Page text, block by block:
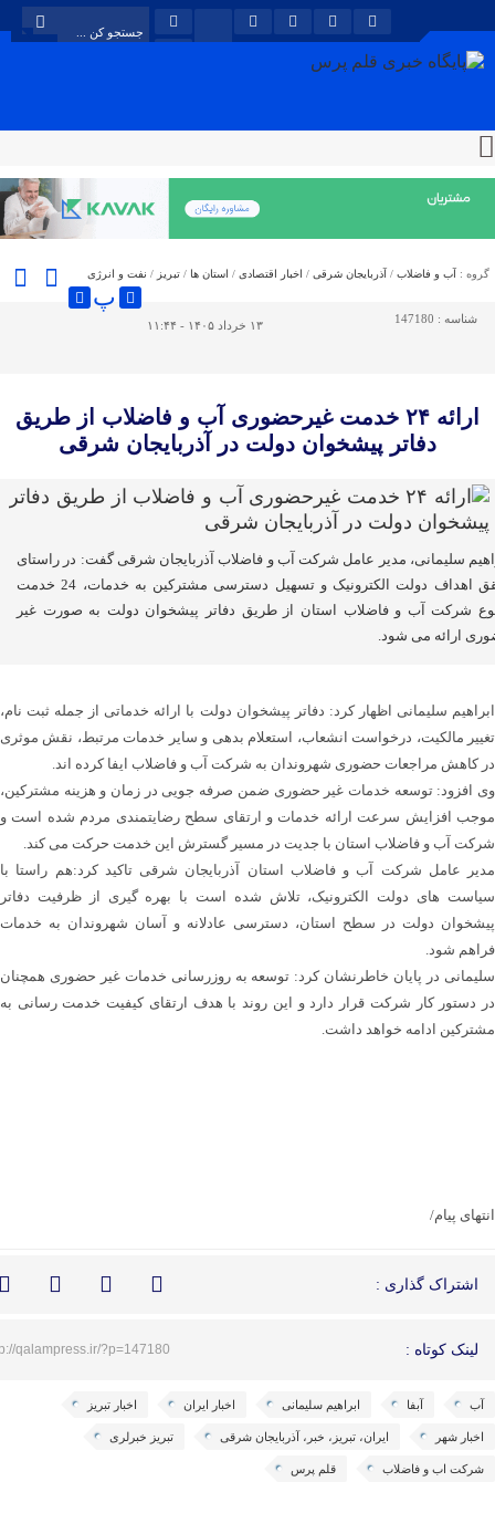
گروه : آب و فاضلاب / آذربایجان شرقی / اخبار اقتصادی / استان ها / تبریز / نفت و انرژی
پ
شناسه : 147180 ۱۳ خرداد ۱۴۰۵ - ۱۱:۴۴
ارائه ۲۴ خدمت غیرحضوری آب و فاضلاب از طریق
دفاتر پیشخوان دولت در آذربایجان شرقی
سلیمانی، مدیر عامل شرکت آب و فاضلاب آذربایجان شرقی گفت: در راستای
تحقق اهداف دولت الکترونیک و تسهیل دسترسی مشترکین به خدمات، 24 خدمت
شرکت آب و فاضلاب استان از طریق دفاتر پیشخوان دولت به صورت غیر
ارائه می شود.
ابراهیم سلیمانی اظهار کرد: دفاتر پیشخوان دولت با ارائه خدماتی از جمله ثبت نام،
تغییر مالکیت، درخواست انشعاب، استعلام بدهی و سایر خدمات مرتبط، نقش موثری
در کاهش مراجعات حضوری شهروندان به شرکت آب و فاضلاب ایفا کرده اند.
وی افزود: توسعه خدمات غیر حضوری ضمن صرفه جویی در زمان و هزینه مشترکین،
موجب افزایش سرعت ارائه خدمات و ارتقای سطح رضایتمندی مردم شده است و
شرکت آب و فاضلاب استان با جدیت در مسیر گسترش این خدمت حرکت می کند.
مدیر عامل شرکت آب و فاضلاب استان آذربایجان شرقی تاکید کرد:هم راستا با
سیاست های دولت الکترونیک، تلاش شده است با بهره گیری از ظرفیت دفاتر
پیشخوان دولت در سطح استان، دسترسی عادلانه و آسان شهروندان به خدمات
فراهم شود.
سلیمانی در پایان خاطرنشان کرد: توسعه به روزرسانی خدمات غیر حضوری همچنان
در دستور کار شرکت قرار دارد و این روند با هدف ارتقای کیفیت خدمت رسانی به
مشترکین ادامه خواهد داشت.
انتهای پیام/
اشتراک گذاری :
لینک کوتاه : qalampress.ir/?p=147180
آب آبفا ابراهیم سلیمانی اخبار ایران اخبار تبریز
اخبار شهر ایران، تبریز، خبر، آذربایجان شرقی تبریز خبرلری
شرکت اب و فاضلاب قلم پرس